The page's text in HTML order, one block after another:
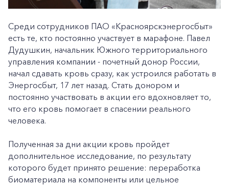
Среди сотрудников ПАО «Красноярскэнергосбыт»
есть те, кто постоянно участвует в марафоне. Павел
Дудушкин, начальник Южного территориального
управления компании - почетный донор России,
начал сдавать кровь сразу, как устроился работать в
Энергосбыт, 17 лет назад. Стать донором и
постоянно участвовать в акции его вдохновляет то,
что его кровь помогает в спасении реального
человека.
Полученная за дни акции кровь пройдет
дополнительное исследование, по результату
которого будет принято решение: переработка
биоматериала на компоненты или цельное